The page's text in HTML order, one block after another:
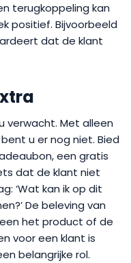
terugkoppeling kan
positief. Bijvoorbeeld
dat de klant
verwacht. Met alleen
u er nog niet. Bied
een gratis
dat de klant niet
‘Wat kan ik op dit
De beleving van
het product of de
voor een klant is
belangrijke rol.